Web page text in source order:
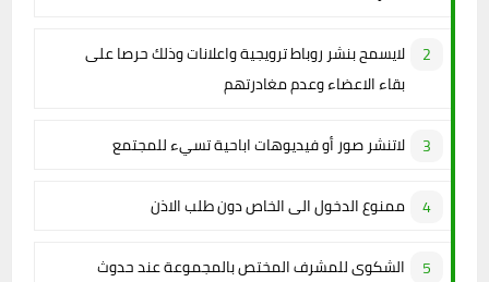
لايسمح بنشر روباط ترويجية واعلانات وذلك حرصا على
بقاء الاعضاء وعدم مغادرتهم
لاتنشر صور أو فيديوهات اباحية تسيء للمجتمع
ممنوع الدخول الى الخاص دون طلب الاذن
الشكوى للمشرف المختص بالمجموعة عند حدوث